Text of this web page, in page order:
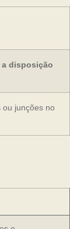
disposição
junções no